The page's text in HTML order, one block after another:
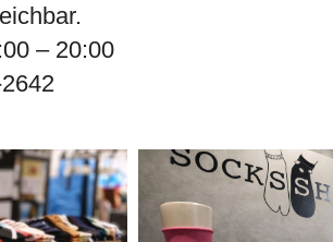
– 20:00